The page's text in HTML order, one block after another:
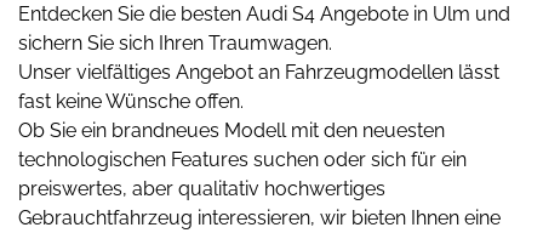
Entdecken Sie die besten Audi S4 Angebote in Ulm und
sichern Sie sich Ihren Traumwagen.
Unser vielfältiges Angebot an Fahrzeugmodellen lässt
fast keine Wünsche offen.
Ob Sie ein brandneues Modell mit den neuesten
technologischen Features suchen oder sich für ein
preiswertes, aber qualitativ hochwertiges
Gebrauchtfahrzeug interessieren, wir bieten Ihnen eine